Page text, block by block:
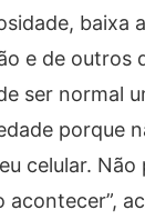
baixa
e de outros
ser normal
porque
celular.
acontecer”,